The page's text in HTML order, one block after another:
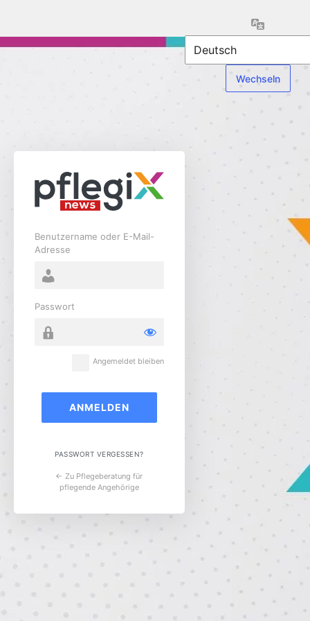
Benutzername oder E-Mail-
Adresse
Passwort
Angemeldet bleiben
PASSWORT VERGESSEN?
← Zu Pflegeberatung für
pflegende Angehörige
Sprache